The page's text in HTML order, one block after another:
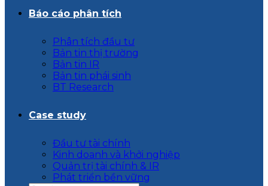
Báo cáo phân tích
Phân tích đầu tư
Bản tin thị trường
Bản tin IR
Bản tin phái sinh
BT Research
Case study
Đầu tư tài chính
Kinh doanh và khởi nghiệp
Quản trị tài chính & IR
Phát triển bền vững